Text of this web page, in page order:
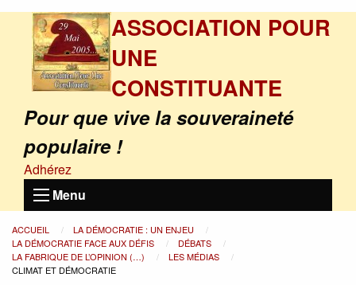
ASSOCIATION POUR
UNE
CONSTITUANTE
Pour que vive la souveraineté
populaire !
Adhérez
Menu
ACCUEIL
LA DÉMOCRATIE : UN ENJEU
LA DÉMOCRATIE FACE AUX DÉFIS
DÉBATS
LA FABRIQUE DE L’OPINION (…)
LES MÉDIAS
CLIMAT ET DÉMOCRATIE